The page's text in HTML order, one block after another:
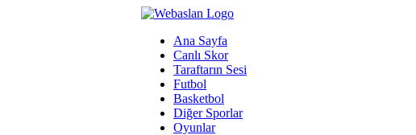
Ana Sayfa
Canlı Skor
Taraftarın Sesi
Futbol
Basketbol
Diğer Sporlar
Oyunlar